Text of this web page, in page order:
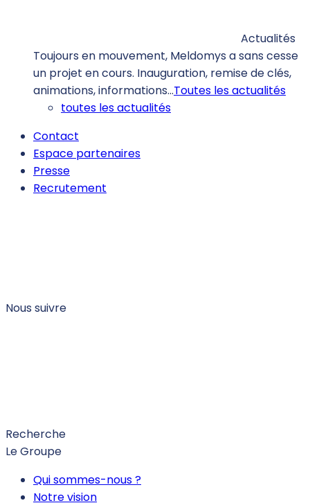
Actualités
Toujours en mouvement, Meldomys a sans cesse
un projet en cours. Inauguration, remise de clés,
animations, informations…Toutes les actualités
toutes les actualités
Contact
Espace partenaires
Presse
Recrutement
Nous suivre
Recherche
Le Groupe
Qui sommes-nous ?
Notre vision